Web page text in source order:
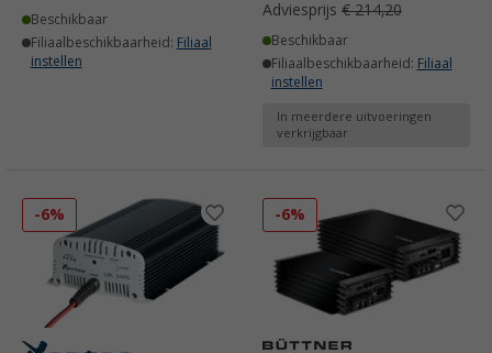
Beschikbaar
Filiaalbeschikbaarheid: Filiaal
instellen
Adviesprijs € 214,20
Beschikbaar
Filiaalbeschikbaarheid: Filiaal
instellen
In meerdere uitvoeringen
verkrijgbaar
-6% -6%